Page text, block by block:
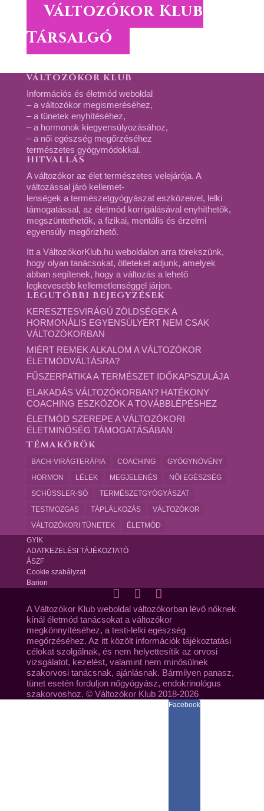
Változókor Klub
Társalgó
VÁLTOZÓKOR KLUB
Információs és életmód weboldal
– a változókor megismeréséhez,
– a tünetek enyhítéséhez,
– a hormonok kiegyensúlyozásához,
– a női egészség megőrzéséhez
természetes gyógymódokkal.
HITVALLÁS
A változókor az élet természetes velejárója. A
változással járó kellemet-
lenségek a természetgyógyászat eszközeivel, lelki
támogatással, az életmód korrigálásával enyhíthetők,
megszüntethetők, a fizikai, mentális és érzelmi
egyensúly megőrizhető.
Itt a VáltozókorKlub.hu weboldalon arra törekszünk,
hogy olyan tanácsokat, ötleteket adjunk, amelyek
abban segítenek, hogy a változás a lehető
legkevesebb kellemetlenséggel járjon.
LEGUTÓBBI BEJEGYZÉSEK
KERESZTESVIRÁGÚ ZÖLDSÉGEK A
HORMONÁLIS EGYENSÚLYÉRT NEM CSAK
VÁLTOZÓKORBAN
MIÉRT REMEK ALKALOM A VÁLTOZÓKOR
ÉLETMÓDVÁLTÁSRA?
FŰSZERPATIKA A TERMÉSZET IDŐKAPSZULÁJA
ELAKADÁS VÁLTOZÓKORBAN? HATÉKONY
COACHING ESZKÖZÖK A TOVÁBBLÉPÉSHEZ
ÉLETMÓD SZEREPE A VÁLTOZÓKORI
ÉLETMINŐSÉG TÁMOGATÁSÁBAN
TÉMAKÖRÖK
BACH-VIRÁGTERÁPIA COACHING
GYÓGYNÖVÉNY
HORMON
LÉLEK MEGJELENÉS
NŐI EGÉSZSÉG
SCHÜSSLER-SÓ
TERMÉSZETGYÓGYÁSZAT
TESTMOZGAS
TÁPLÁLKOZÁS
VÁLTOZÓKOR
VÁLTOZÓKORI TÜNETEK
ÉLETMÓD
GYIK
ADATKEZELÉSI TÁJÉKOZTATÓ
ÁSZF
Cookie szabályzat
Barion
A Változókor Klub weboldal változókorban lévő nőknek
kínál életmód tanácsokat a változókor
megkönnyítéséhez, a testi-lelki egészség
megőrzéséhez. Az itt közölt információk tájékoztatási
célokat szolgálnak, és nem helyettesítik az orvosi
vizsgálatot, kezelést, valamint nem minősülnek
szakorvosi tanácsnak, ajánlásnak. Bármilyen panasz,
tünet esetén forduljon nőgyógyász, endokrinológus
szakorvoshoz. © Változókor Klub 2018-2026
Facebook